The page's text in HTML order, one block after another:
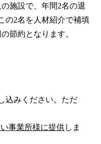
施設で、年間2名の退
の2名を人材紹介で補填
節約となります。
込みください。ただ
事業所様に提供しま